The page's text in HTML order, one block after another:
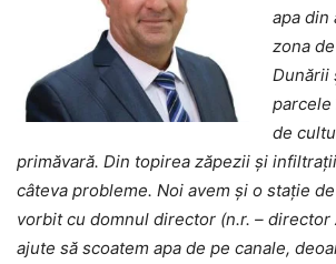
apa din
zona
Dunării
de
primăvară. Din topirea zăpezii și
câteva probleme. Noi avem și o stație
vorbit cu domnul director (n.r. – director
ajute să scoatem apa de pe canale,